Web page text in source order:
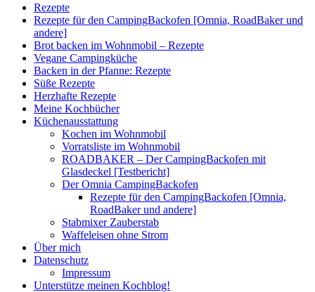
Rezepte
Rezepte für den CampingBackofen [Omnia, RoadBaker und
andere]
Brot backen im Wohnmobil – Rezepte
Vegane Campingküche
Backen in der Pfanne: Rezepte
Süße Rezepte
Herzhafte Rezepte
Meine Kochbücher
Küchenausstattung
Kochen im Wohnmobil
Vorratsliste im Wohnmobil
ROADBAKER – Der CampingBackofen mit
Glasdeckel [Testbericht]
Der Omnia CampingBackofen
Rezepte für den CampingBackofen [Omnia,
RoadBaker und andere]
Stabmixer Zauberstab
Waffeleisen ohne Strom
Über mich
Datenschutz
Impressum
Unterstütze meinen Kochblog!